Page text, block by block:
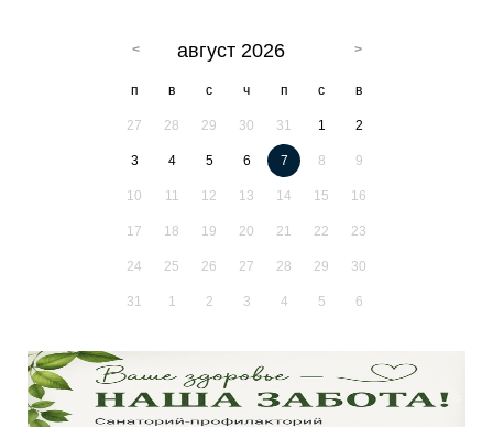
август 2026
п в с ч п с в
27 28 29 30 31 1 2
3 4 5 6 7 8 9
10 11 12 13 14 15 16
17 18 19 20 21 22 23
24 25 26 27 28 29 30
31 1 2 3 4 5 6